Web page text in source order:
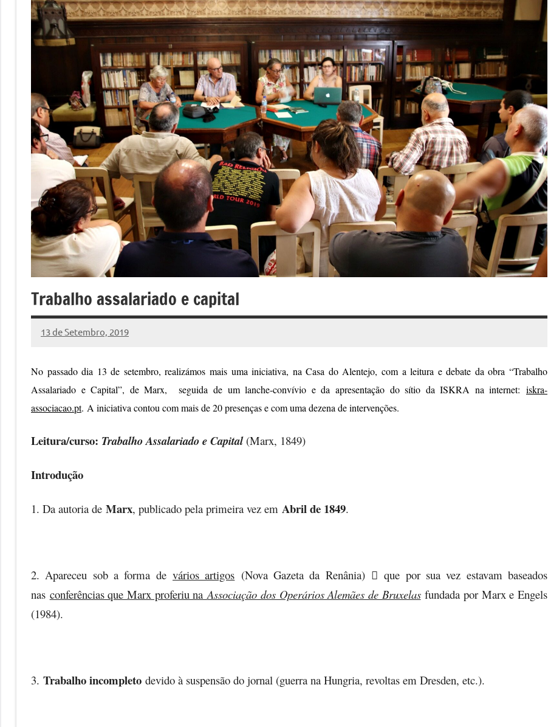
Trabalho assalariado e capital
13 de Setembro, 2019
Pedro
No passado dia 13 de setembro, realizámos mais uma iniciativa, na Casa do Alentejo, com a leitura e debate da obra “Trabalho
Assalariado e Capital”, de Marx,seguida de um lanche-convívio e da apresentação do sítio da ISKRA na internet:iskra-
associacao.pt. A iniciativa contou com mais de 20 presenças e com uma dezena de intervenções.
Leitura/curso: Trabalho Assalariado e Capital (Marx, 1849)
Introdução
1. Da autoria de Marx, publicado pela primeira vez em Abril de 1849.
2. Apareceu sob a forma de vários artigos (Nova Gazeta da Renânia)  que por sua vez estavam baseados
nas conferências que Marx proferiu naAssociação dos Operários Alemães de Bruxelasfundada por Marx e Engels
(1984).
3. Trabalho incompleto devido à suspensão do jornal (guerra na Hungria, revoltas em Dresden, etc.).